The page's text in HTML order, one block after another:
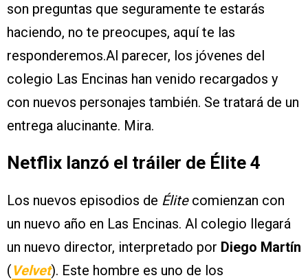
son preguntas que seguramente te estarás
haciendo, no te preocupes, aquí te las
responderemos.Al parecer, los jóvenes del
colegio Las Encinas han venido recargados y
con nuevos personajes también. Se tratará de un
entrega alucinante. Mira.
Netflix lanzó el tráiler de Élite 4
Los nuevos episodios de Élite comienzan con
un nuevo año en Las Encinas. Al colegio llegará
un nuevo director, interpretado por Diego Martín
(Velvet). Este hombre es uno de los